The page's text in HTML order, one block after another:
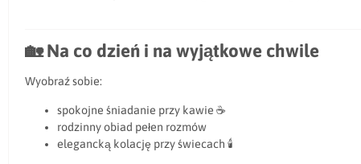
🏡Na co dzień i na wyjątkowe chwile
Wyobraź sobie:
spokojne śniadanie przy kawie ☕
rodzinny obiad pełen rozmów
elegancką kolację przy świecach 🕯️